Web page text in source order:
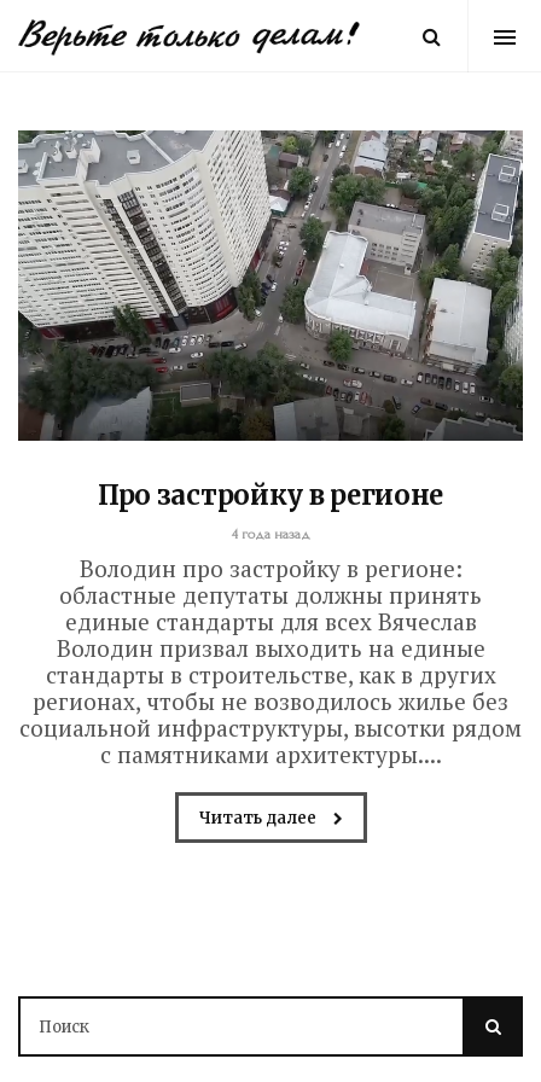
Про застройку в регионе
4 года назад
Володин про застройку в регионе:
областные депутаты должны принять
единые стандарты для всех Вячеслав
Володин призвал выходить на единые
стандарты в строительстве, как в других
регионах, чтобы не возводилось жилье без
социальной инфраструктуры, высотки рядом
с памятниками архитектуры....
Читать далее
Володин о СПАСЕНИИ